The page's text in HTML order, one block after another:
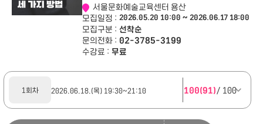
서울문화예술교육센터 용산
모집일정 : 2026.05.20 10:00 ~ 2026.06.17 18:00
모집구분 : 선착순
문의전화 : 02-3785-3199
수강료 : 무료
1회차 2026.06.18.(목) 19:30~21:10 100(91)/ 100